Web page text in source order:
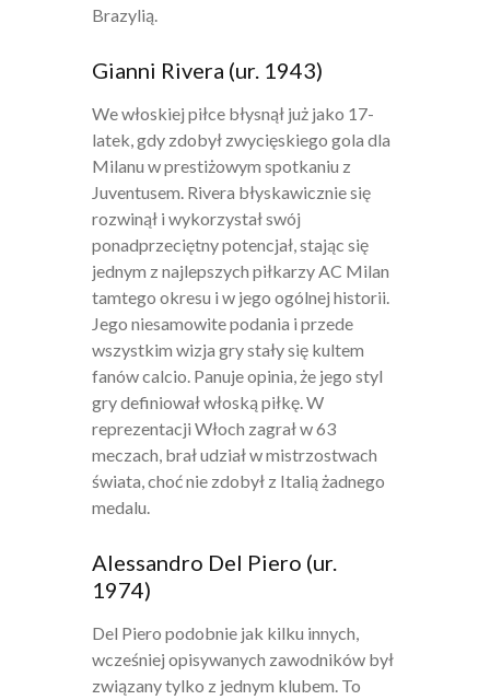
Brazylią.
Gianni Rivera (ur. 1943)
We włoskiej piłce błysnął już jako 17-
latek, gdy zdobył zwycięskiego gola dla
Milanu w prestiżowym spotkaniu z
Juventusem. Rivera błyskawicznie się
rozwinął i wykorzystał swój
ponadprzeciętny potencjał, stając się
jednym z najlepszych piłkarzy AC Milan
tamtego okresu i w jego ogólnej historii.
Jego niesamowite podania i przede
wszystkim wizja gry stały się kultem
fanów calcio. Panuje opinia, że jego styl
gry definiował włoską piłkę. W
reprezentacji Włoch zagrał w 63
meczach, brał udział w mistrzostwach
świata, choć nie zdobył z Italią żadnego
medalu.
Alessandro Del Piero (ur.
1974)
Del Piero podobnie jak kilku innych,
wcześniej opisywanych zawodników był
związany tylko z jednym klubem. To